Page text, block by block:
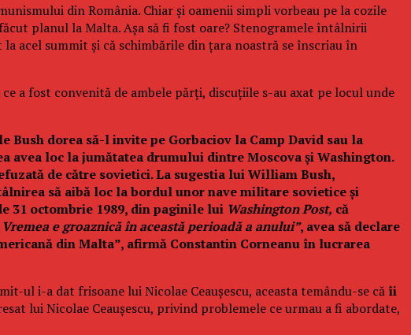
din România. Chiar şi oamenii simpli vorbeau pe la cozile
planul la Malta. Aşa să fi fost oare? Stenogramele întâlnirii
acel summit şi că schimbările din ţara noastră se înscriau în
a fost convenită de ambele părţi, discuţiile s-au axat pe locul unde
Bush dorea să-l invite pe Gorbaciov la Camp David sau la
loc la jumătatea drumului dintre Moscova şi Washington.
de către sovietici. La sugestia lui William Bush,
să aibă loc la bordul unor nave militare sovietice şi
31 octombrie 1989, din paginile lui Washington Post, că
e groaznică în această perioadă a anului”, avea să declare
din Malta”, afirmă Constantin Corneanu în lucrarea
ul i-a dat frisoane lui Nicolae Ceauşescu, aceasta temându-se că îi
lui Ni­colae Ceauşescu, privind pro­blemele ce urmau a fi abordate,